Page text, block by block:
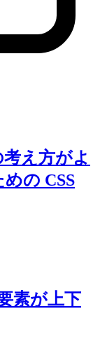
え方がよ
の CSS
素が上下